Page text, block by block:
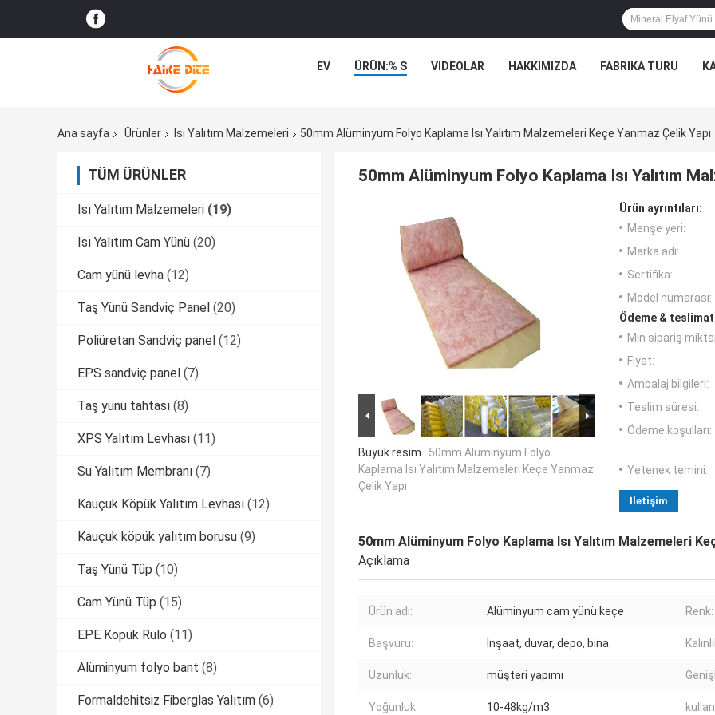
EV ÜRÜN:% S VIDEOLAR HAKKIMIZDA FABRIKA TURU
Ana sayfa Ürünler Isı Yalıtım Malzemeleri 50mm Alüminyum Folyo Kaplama Isı Yalıtım Malzemeleri Keçe Yanmaz Çelik Yapı
TÜM ÜRÜNLER
Isı Yalıtım Malzemeleri (19)
Isı Yalıtım Cam Yünü (20)
Cam yünü levha (12)
Taş Yünü Sandviç Panel (20)
Poliüretan Sandviç panel (12)
EPS sandviç panel (7)
Taş yünü tahtası (8)
XPS Yalıtım Levhası (11)
Su Yalıtım Membranı (7)
Kauçuk Köpük Yalıtım Levhası (12)
Kauçuk köpük yalıtım borusu (9)
Taş Yünü Tüp (10)
Cam Yünü Tüp (15)
EPE Köpük Rulo (11)
Alüminyum folyo bant (8)
Formaldehitsiz Fiberglas Yalıtım (6)
50mm Alüminyum Folyo Kaplama Isı Yalıtım
Büyük resim : 50mm Alüminyum Folyo
Kaplama Isı Yalıtım Malzemeleri Keçe Yanmaz
Çelik Yapı
Ürün ayrıntıları:
Menşe yeri:
Marka adı:
Sertifika:
Model numarası:
Ödeme &
Min sipariş
Fiyat:
Ambalaj bilgileri:
Teslim süresi:
Ödeme koşulları:
Yetenek temini:
İletişim
50mm Alüminyum Folyo Kaplama Isı Yalıtım Malzemeleri
Açıklama
Ürün adı: Alüminyum cam yünü keçe Renk:
Başvuru: İnşaat, duvar, depo, bina
Uzunluk: müşteri yapımı
Yoğunluk: 10-48kg/m3